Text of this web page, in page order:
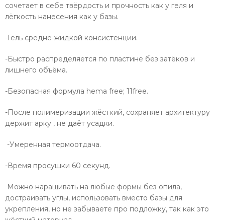
сочетает в себе твёрдость и прочность как у геля и
лёгкость нанесения как у базы.
-Гель средне-жидкой консистенции.
-Быстро распределяется по пластине без затёков и
лишнего объёма.
-Безопасная формула hema free; 11free.
-После полимеризации жёсткий, сохраняет архитектуру
держит арку , не даёт усадки.
-Умеренная термоотдача.
-Время просушки 60 секунд.
Можно наращивать на любые формы без опила,
достраивать углы, использовать вместо базы для
укрепления, но не забываете про подложку, так как это